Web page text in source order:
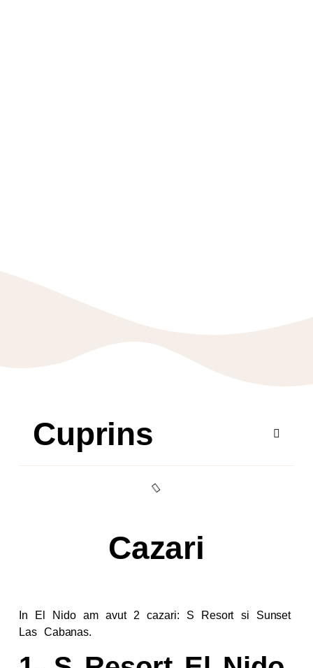
Cuprins
Cazari
In El Nido am avut 2 cazari: S Resort si Sunset
Las Cabanas.